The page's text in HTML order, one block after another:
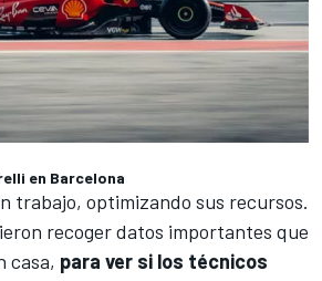
en Barcelona
trabajo, optimizando sus recursos.
recoger datos importantes que
casa, para ver si los técnicos